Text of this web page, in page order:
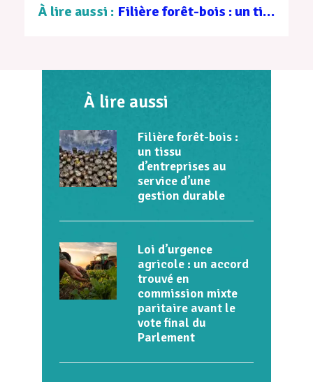
À lire aussi : Filière forêt-bois : un tissu d’entreprises au service d’une gestion durable
À lire aussi
Filière forêt-bois :
un tissu
d’entreprises au
service d’une
gestion durable
Loi d’urgence
agricole : un accord
trouvé en
commission mixte
paritaire avant le
vote final du
Parlement